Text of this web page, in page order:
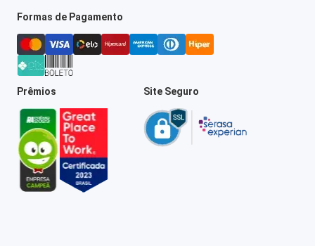
Formas de Pagamento
Prêmios Site Seguro